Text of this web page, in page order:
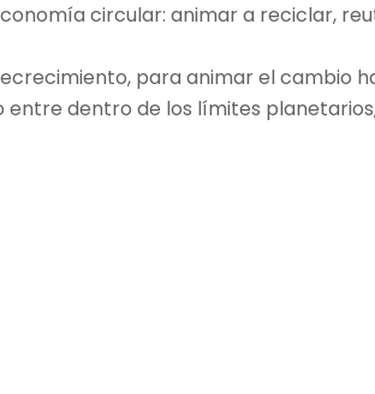
circular: animar a reciclar,
para animar el cambio
entre dentro de los límites